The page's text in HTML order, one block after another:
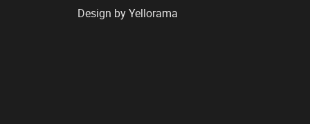
Design by Yellorama